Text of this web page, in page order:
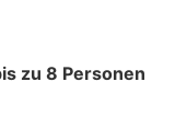
zu 8 Personen